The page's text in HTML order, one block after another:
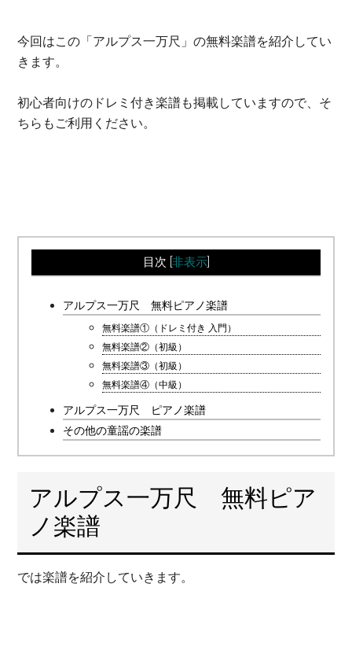
今回はこの「アルプス一万尺」の無料楽譜を紹介してい
きます。
初心者向けのドレミ付き楽譜も掲載していますので、そ
ちらもご利用ください。
目次 非表示]
アルプス一万尺 無料ピアノ楽譜
無料楽譜①（ドレミ付き 入門）
無料楽譜②（初級）
無料楽譜③（初級）
無料楽譜④（中級）
アルプス一万尺 ピアノ楽譜
その他の童謡の楽譜
アルプス一万尺 無料ピア
ノ楽譜
では楽譜を紹介していきます。